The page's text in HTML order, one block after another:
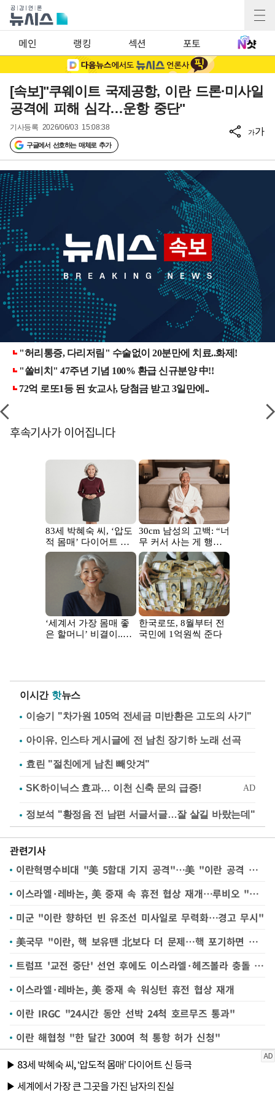
메인 랭킹 섹션 포토
[속보]"쿠웨이트 국제공항, 이란 드론·미사일
공격에 피해 심각…운항 중단"
기사등록 2026/06/03 15:08:38
구글에서 선호하는 매체로 추가
가가
후속기사가 이어집니다
이시간 핫뉴스
이승기 "차가원 105억 전세금 미반환은 고도의 사기"
아이유, 인스타 게시글에 전 남친 장기하 노래 선곡
효린 "절친에게 남친 빼앗겨"
정보석 "황정음 전 남편 서글서글…잘 살길 바랐는데"
관련기사
이란혁명수비대 "美 5함대 기지 공격"…美 "이란 공격 실패" 반박
이스라엘·레바논, 美 중재 속 휴전 협상 재개…루비오 "헤즈볼라가 장애물"(종합)
미군 "이란 향하던 빈 유조선 미사일로 무력화…경고 무시"
美국무 "이란, 핵 보유땐 北보다 더 문제…핵 포기하면 제재완화"(종합)
트럼프 '교전 중단' 선언 후에도 이스라엘·헤즈볼라 충돌 계속
이스라엘·레바논, 美 중재 속 워싱턴 휴전 협상 재개
이란 IRGC "24시간 동안 선박 24척 호르무즈 통과"
이란 해협청 "한 달간 300여 척 통항 허가 신청"